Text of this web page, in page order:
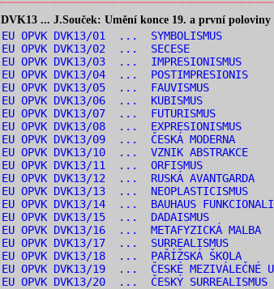
DVK13 ... J.Souček: Umění konce 19. a první
EU OPVK DVK13/01 ... SYMBOLISMUS
EU OPVK DVK13/02 ... SECESE
EU OPVK DVK13/03 ... IMPRESIONISMUS
EU OPVK DVK13/04 ... POSTIMPRESIONIS
EU OPVK DVK13/05 ... FAUVISMUS
EU OPVK DVK13/06 ... KUBISMUS
EU OPVK DVK13/07 ... FUTURISMUS
EU OPVK DVK13/08 ... EXPRESIONISMUS
EU OPVK DVK13/09 ... ČESKÁ MODERNA
EU OPVK DVK13/10 ... VZNIK ABSTRAKCE
EU OPVK DVK13/11 ... ORFISMUS
EU OPVK DVK13/12 ... RUSKÁ AVANTGARDA
EU OPVK DVK13/13 ... NEOPLASTICISMUS
EU OPVK DVK13/14 ... BAUHAUS
EU OPVK DVK13/15 ... DADAISMUS
EU OPVK DVK13/16 ... METAFYZICKÁ MALBA
EU OPVK DVK13/17 ... SURREALISMUS
EU OPVK DVK13/18 ... PAŘÍŽSKÁ ŠKOLA
EU OPVK DVK13/19 ... ČESKÉ MEZIVÁLEČNÉ
EU OPVK DVK13/20 ... ČESKÝ SURREALISMUS